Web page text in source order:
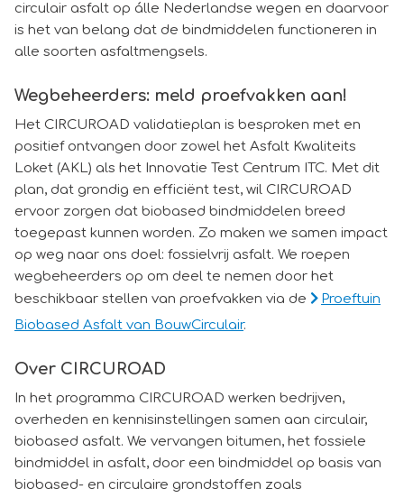
circulair asfalt op álle Nederlandse wegen en daarvoor
is het van belang dat de bindmiddelen functioneren in
alle soorten asfaltmengsels.
Wegbeheerders: meld proefvakken aan!
Het CIRCUROAD validatieplan is besproken met en
positief ontvangen door zowel het Asfalt Kwaliteits
Loket (AKL) als het Innovatie Test Centrum ITC. Met dit
plan, dat grondig en efficiënt test, wil CIRCUROAD
ervoor zorgen dat biobased bindmiddelen breed
toegepast kunnen worden. Zo maken we samen impact
op weg naar ons doel: fossielvrij asfalt. We roepen
wegbeheerders op om deel te nemen door het
beschikbaar stellen van proefvakken via de
Proeftuin
Biobased Asfalt van BouwCirculair.
Over CIRCUROAD
In het programma CIRCUROAD werken bedrijven,
overheden en kennisinstellingen samen aan circulair,
biobased asfalt. We vervangen bitumen, het fossiele
bindmiddel in asfalt, door een bindmiddel op basis van
biobased- en circulaire grondstoffen zoals